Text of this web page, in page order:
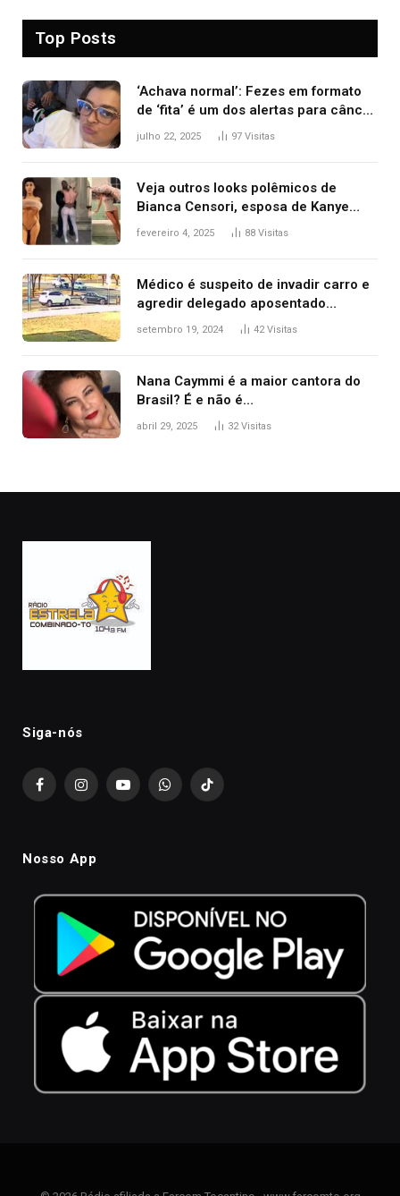
Top Posts
‘Achava normal’: Fezes em formato
de ‘fita’ é um dos alertas para câncer
colorretal; relembre fala de Preta Gil
julho 22, 2025 97 Visitas
Veja outros looks polêmicos de
Bianca Censori, esposa de Kanye
West que apareceu nua no Grammy
fevereiro 4, 2025 88 Visitas
Médico é suspeito de invadir carro e
agredir delegado aposentado
durante confusão no trânsito
setembro 19, 2024 42Visitas
Nana Caymmi é a maior cantora do
Brasil? É e não é…
abril 29, 2025 32Visitas
Siga-nós
FacebookInstagramYouTubeWhatsAppTikTok
Nosso App